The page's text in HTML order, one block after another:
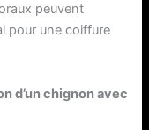
peuvent
pour une coiffure
d’un chignon avec